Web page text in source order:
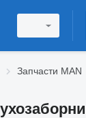
Запчасти MAN